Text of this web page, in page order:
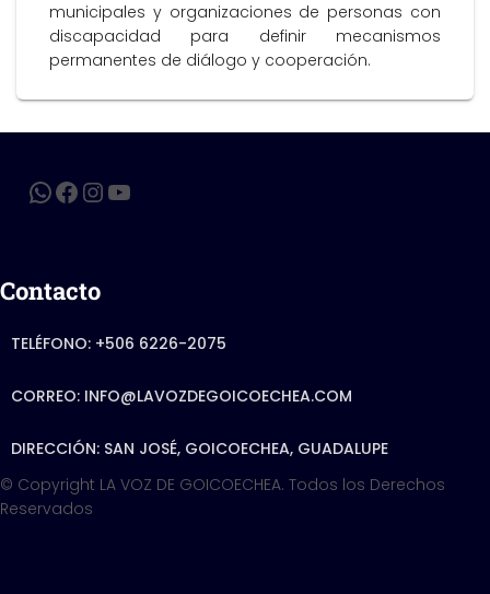
municipales y organizaciones de personas con
discapacidad para definir mecanismos
permanentes de diálogo y cooperación.
Contacto
TELÉFONO: +506 6226-2075
CORREO: INFO@LAVOZDEGOICOECHEA.COM
DIRECCIÓN: SAN JOSÉ, GOICOECHEA, GUADALUPE
© Copyright LA VOZ DE GOICOECHEA. Todos los Derechos
Reservados